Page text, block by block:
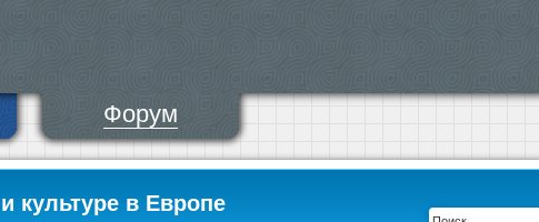
Форум
культуре в Европе